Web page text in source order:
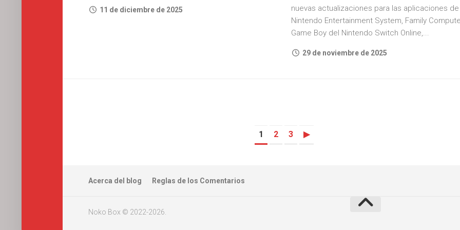
11 de diciembre de 2025
nuevas actualizaciones para las aplicaciones de
Nintendo Entertainment System, Family
Game Boy del Nintendo Switch Online,...
29 de noviembre de 2025
1 2 3 ▶
Acerca del blog Reglas de los Comentarios
Noko Box © 2022-2026.